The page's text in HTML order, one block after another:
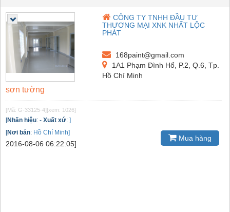
CÔNG TY TNHH ĐẦU TƯ
THƯƠNG MẠI XNK NHẤT LỘC
PHÁT
168paint@gmail.com
1A1 Phạm Đình Hổ, P.2, Q.6, Tp.
Hồ Chí Minh
sơn tường
[Mã: G-33125-4] [xem: 1026]
[Nhãn hiệu: - Xuất xứ: ]
[Nơi bán: Hồ Chí Minh]
2016-08-06 06:22:05]
Mua hàng